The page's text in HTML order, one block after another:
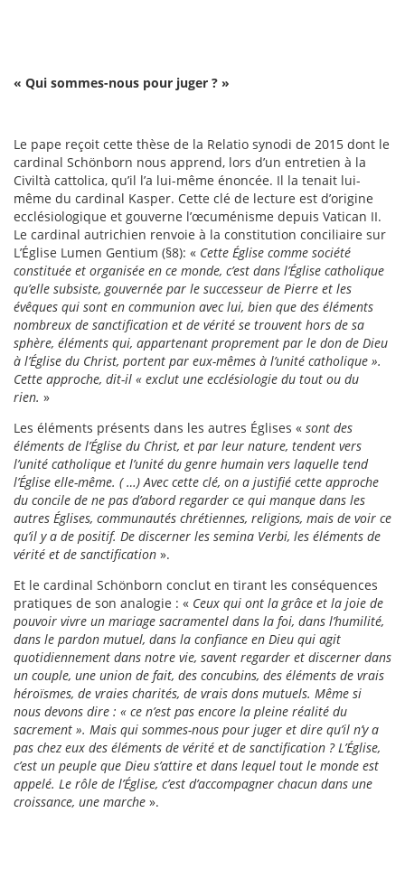
« Qui sommes-nous pour juger ? »
Le pape reçoit cette thèse de la Relatio synodi de 2015 dont le
cardinal Schönborn nous apprend, lors d’un entretien à la
Civiltà cattolica, qu’il l’a lui-même énoncée. Il la tenait lui-
même du cardinal Kasper. Cette clé de lecture est d’origine
ecclésiologique et gouverne l’œcuménisme depuis Vatican II.
Le cardinal autrichien renvoie à la constitution conciliaire sur
L’Église Lumen Gentium (§8): « Cette Église comme société
constituée et organisée en ce monde, c’est dans l’Église catholique
qu’elle subsiste, gouvernée par le successeur de Pierre et les
évêques qui sont en communion avec lui, bien que des éléments
nombreux de sanctification et de vérité se trouvent hors de sa
sphère, éléments qui, appartenant proprement par le don de Dieu
à l’Église du Christ, portent par eux-mêmes à l’unité catholique ».
Cette approche, dit-il « exclut une ecclésiologie du tout ou du
rien. »
Les éléments présents dans les autres Églises « sont des
éléments de l’Église du Christ, et par leur nature, tendent vers
l’unité catholique et l’unité du genre humain vers laquelle tend
l’Église elle-même. ( …) Avec cette clé, on a justifié cette approche
du concile de ne pas d’abord regarder ce qui manque dans les
autres Églises, communautés chrétiennes, religions, mais de voir ce
qu’il y a de positif. De discerner les semina Verbi, les éléments de
vérité et de sanctification ».
Et le cardinal Schönborn conclut en tirant les conséquences
pratiques de son analogie : « Ceux qui ont la grâce et la joie de
pouvoir vivre un mariage sacramentel dans la foi, dans l’humilité,
dans le pardon mutuel, dans la confiance en Dieu qui agit
quotidiennement dans notre vie, savent regarder et discerner dans
un couple, une union de fait, des concubins, des éléments de vrais
héroïsmes, de vraies charités, de vrais dons mutuels. Même si
nous devons dire : « ce n’est pas encore la pleine réalité du
sacrement ». Mais qui sommes-nous pour juger et dire qu’il n’y a
pas chez eux des éléments de vérité et de sanctification ? L’Église,
c’est un peuple que Dieu s’attire et dans lequel tout le monde est
appelé. Le rôle de l’Église, c’est d’accompagner chacun dans une
croissance, une marche ».